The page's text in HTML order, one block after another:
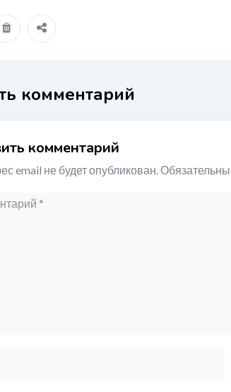
комментарий
комментарий
email не будет опубликован.